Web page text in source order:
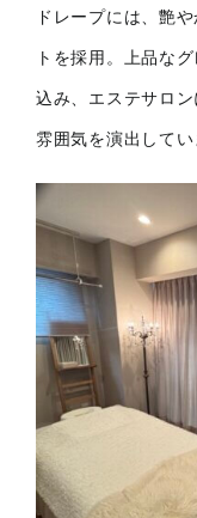
ドレープには、艶
トを採用。上品な
込み、エステサロ
雰囲気を演出してい